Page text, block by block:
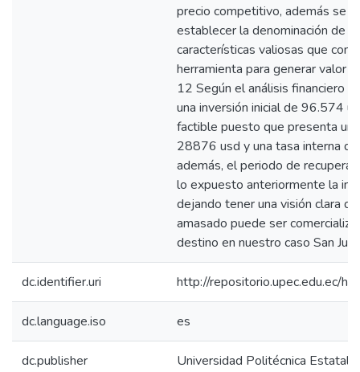
precio competitivo, además se
establecer la denominación de
características valiosas que
herramienta para generar valor
12 Según el análisis financiero
una inversión inicial de 96.574
factible puesto que presenta un
28876 usd y una tasa interna
además, el periodo de
lo expuesto anteriormente la
dejando tener una visión clara
amasado puede ser
destino en nuestro caso San
dc.identifier.uri http://repositorio.upec.edu.ec/
dc.language.iso es
dc.publisher Universidad Politécnica Estatal